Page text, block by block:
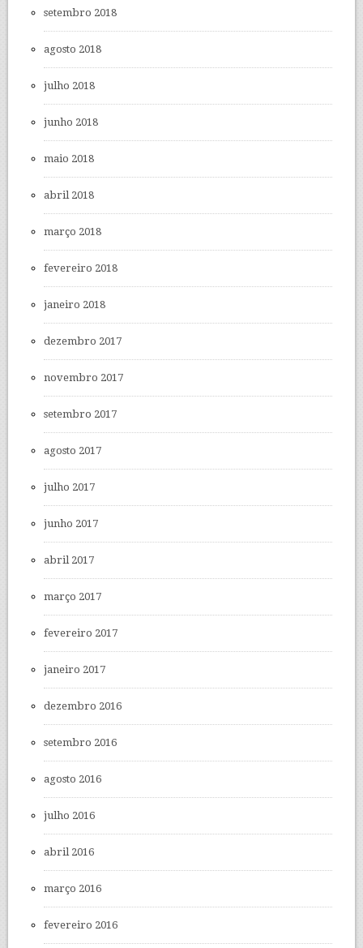
setembro 2018
agosto 2018
julho 2018
junho 2018
maio 2018
abril 2018
março 2018
fevereiro 2018
janeiro 2018
dezembro 2017
novembro 2017
setembro 2017
agosto 2017
julho 2017
junho 2017
abril 2017
março 2017
fevereiro 2017
janeiro 2017
dezembro 2016
setembro 2016
agosto 2016
julho 2016
abril 2016
março 2016
fevereiro 2016